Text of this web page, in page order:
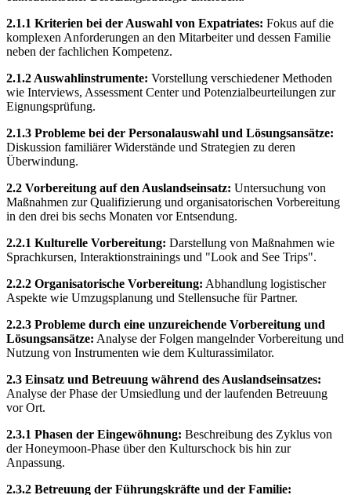
2.1.1 Kriterien bei der Auswahl von Expatriates: Fokus auf die
komplexen Anforderungen an den Mitarbeiter und dessen Familie
neben der fachlichen Kompetenz.
2.1.2 Auswahlinstrumente: Vorstellung verschiedener Methoden
wie Interviews, Assessment Center und Potenzialbeurteilungen zur
Eignungsprüfung.
2.1.3 Probleme bei der Personalauswahl und Lösungsansätze:
Diskussion familiärer Widerstände und Strategien zu deren
Überwindung.
2.2 Vorbereitung auf den Auslandseinsatz: Untersuchung von
Maßnahmen zur Qualifizierung und organisatorischen Vorbereitung
in den drei bis sechs Monaten vor Entsendung.
2.2.1 Kulturelle Vorbereitung: Darstellung von Maßnahmen wie
Sprachkursen, Interaktionstrainings und "Look and See Trips".
2.2.2 Organisatorische Vorbereitung: Abhandlung logistischer
Aspekte wie Umzugsplanung und Stellensuche für Partner.
2.2.3 Probleme durch eine unzureichende Vorbereitung und
Lösungsansätze: Analyse der Folgen mangelnder Vorbereitung und
Nutzung von Instrumenten wie dem Kulturassimilator.
2.3 Einsatz und Betreuung während des Auslandseinsatzes:
Analyse der Phase der Umsiedlung und der laufenden Betreuung
vor Ort.
2.3.1 Phasen der Eingewöhnung: Beschreibung des Zyklus von
der Honeymoon-Phase über den Kulturschock bis hin zur
Anpassung.
2.3.2 Betreuung der Führungskräfte und der Familie: